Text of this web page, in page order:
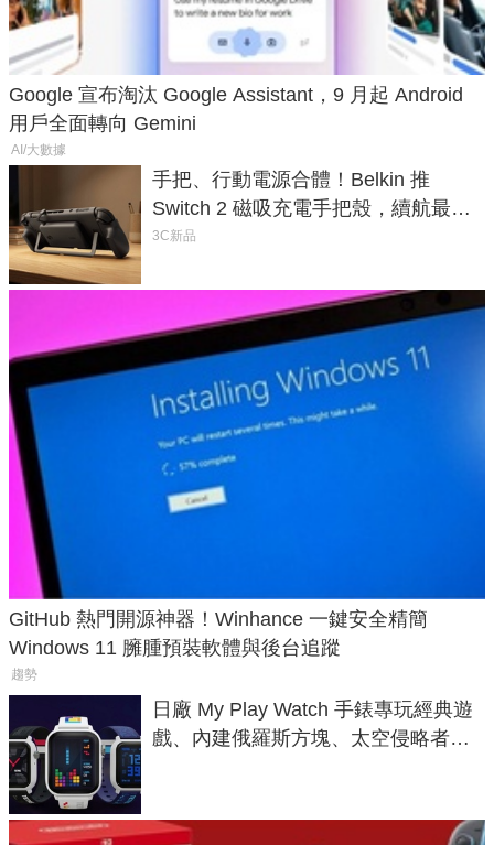
Google 宣布淘汰 Google Assistant，9 月起 Android
用戶全面轉向 Gemini
AI/大數據
手把、行動電源合體！Belkin 推
Switch 2 磁吸充電手把殼，續航最高
延長 1.5 倍
3C新品
GitHub 熱門開源神器！Winhance 一鍵安全精簡
Windows 11 臃腫預裝軟體與後台追蹤
趨勢
日廠 My Play Watch 手錶專玩經典遊
戲、內建俄羅斯方塊、太空侵略者，